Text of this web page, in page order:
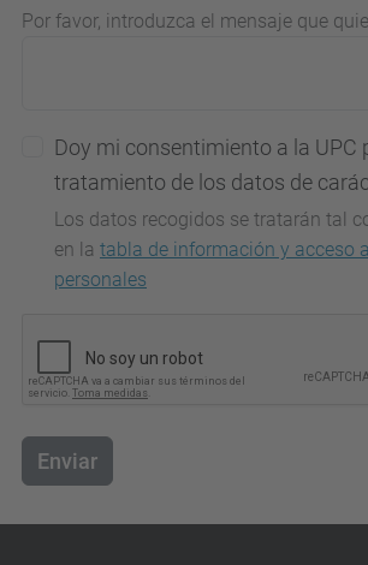
Por favor, introduzca el mensaje que
Doy mi consentimiento a la UPC
tratamiento de los datos de
Los datos recogidos se tratarán tal
en la tabla de información y acceso
personales
Enviar